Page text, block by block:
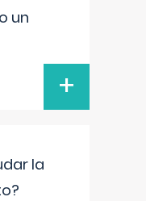
un
+
la